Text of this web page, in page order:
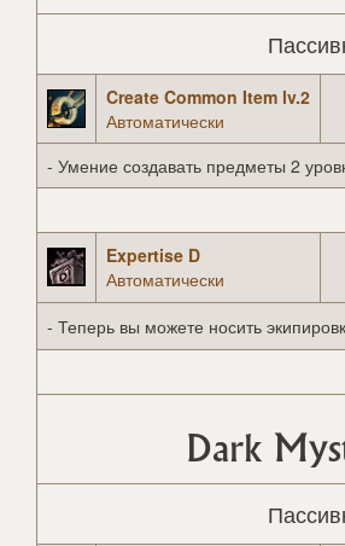
Create Common Item lv.2
Автоматически
- Умение создавать предметы 2
Expertise D
Автоматически
- Теперь вы можете носить
Dark